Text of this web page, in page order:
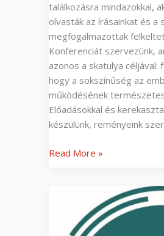
találkozásra mindazokkal,
olvasták az írásainkat és a
megfogalmazottak
Konferenciát szervezünk,
azonos a skatulya
hogy a sokszínűség az
működésének
Előadásokkal és
készülünk, reményeink
Read More »